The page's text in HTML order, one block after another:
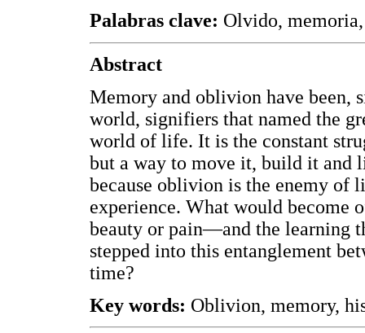
Palabras clave: Olvido,
Abstract
Memory and oblivion have been,
world, signifiers that named the
world of life. It is the constant
but a way to move it, build it and
because oblivion is the enemy of
experience. What would become
beauty or pain—and the learning
stepped into this entanglement
time?
Key words: Oblivion, memory,